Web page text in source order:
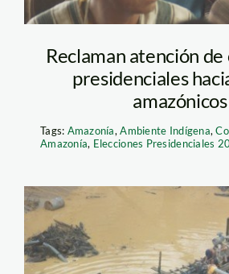
Reclaman atención
presidenciales
amazónicos
Tags: Amazonía,Ambiente Indígena,
Amazonía, Elecciones Presidenciales